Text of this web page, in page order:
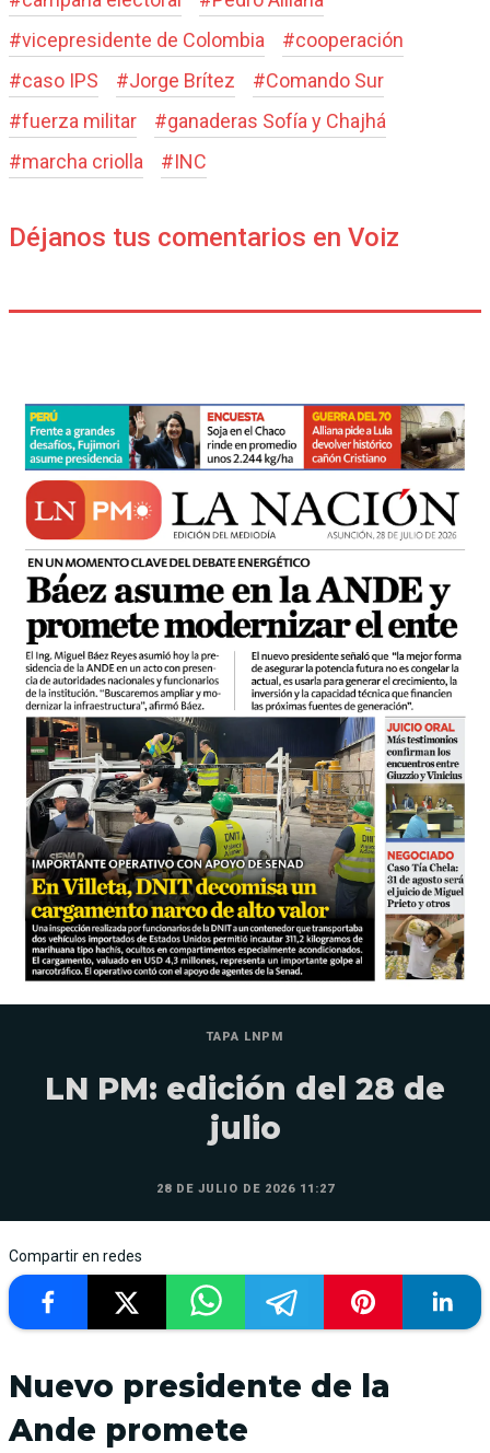
#vicepresidente de Colombia #cooperación
#caso IPS #Jorge Brítez #Comando Sur
#fuerza militar #ganaderas Sofía y Chajhá
#marcha criolla #INC
Déjanos tus comentarios en Voiz
TAPA LNPM
LN PM: edición del 28 de
julio
28 DE JULIO DE 2026 11:27
Compartir en redes
Nuevo presidente de la
Ande promete